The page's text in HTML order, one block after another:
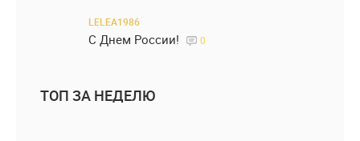
LELEA1986
С Днем России! 0
ТОП ЗА НЕДЕЛЮ